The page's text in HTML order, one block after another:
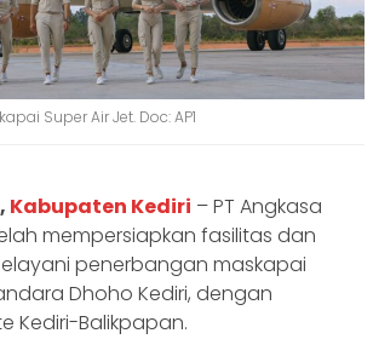
Super Air Jet. Doc: AP1
, Kabupaten Kediri – PT Angkasa
mempersiapkan fasilitas dan
penerbangan maskapai
Dhoho Kediri, dengan
Kediri-Balikpapan.